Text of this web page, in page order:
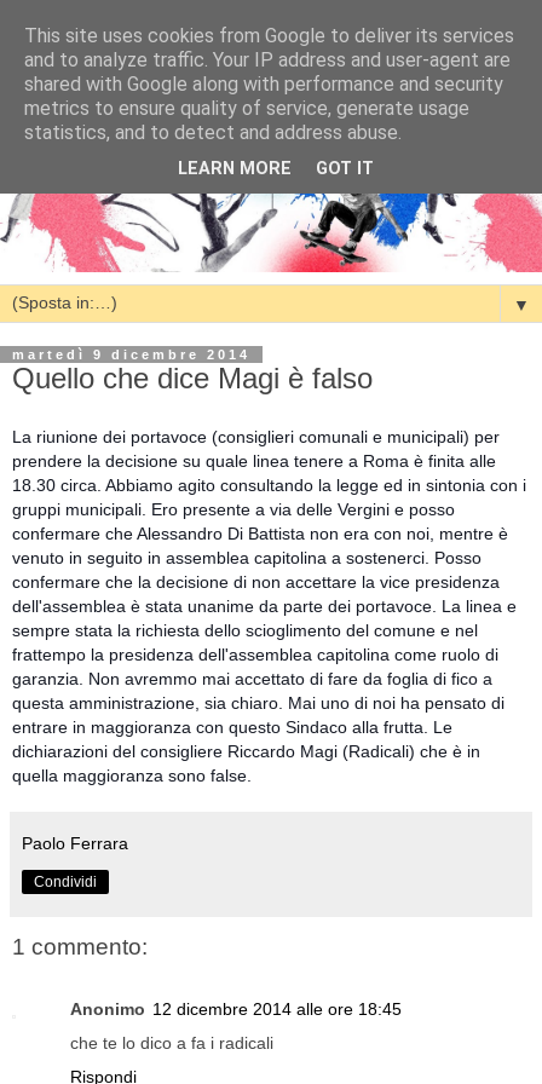
▼
martedì 9 dicembre 2014
Quello che dice Magi è falso
La riunione dei portavoce (consiglieri comunali e municipali) per
prendere la decisione su quale linea tenere a Roma è finita alle
18.30 circa. Abbiamo agito consultando la legge ed in sintonia con i
gruppi municipali. Ero presente a via delle Vergini e posso
confermare che Alessandro Di Battista non era con noi, mentre è
venuto in seguito in assemblea capitolina a sostenerci. Posso
confermare che la decisione di non accettare la vice presidenza
dell'assemblea è stata unanime da parte dei portavoce. La linea e
sempre stata la richiesta dello scioglimento del comune e nel
frattempo la presidenza dell'assemblea capitolina come ruolo di
garanzia. Non avremmo mai accettato di fare da foglia di fico a
questa amministrazione, sia chiaro. Mai uno di noi ha pensato di
entrare in maggioranza con questo Sindaco alla frutta. Le
dichiarazioni del consigliere Riccardo Magi (Radicali) che è in
quella maggioranza sono false.
Paolo Ferrara
Condividi
1 commento:
Anonimo 12 dicembre 2014 alle ore 18:45
che te lo dico a fa i radicali
Rispondi
This site uses cookies from Google to deliver its services
and to analyze traffic. Your IP address and user-agent are
shared with Google along with performance and security
metrics to ensure quality of service, generate usage
statistics, and to detect and address abuse.
LEARN MORE GOT IT